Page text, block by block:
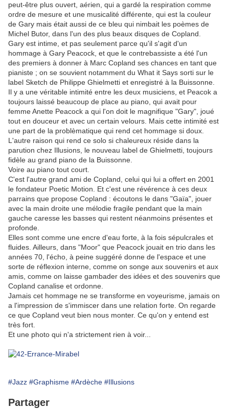
peut-être plus ouvert, aérien, qui a gardé la respiration comme
ordre de mesure et une musicalité différente, qui est la couleur
de Gary mais était aussi de ce bleu qui nimbait les poèmes de
Michel Butor, dans l'un des plus beaux disques de Copland.
Gary est intime, et pas seulement parce qu'il s'agit d'un
hommage à Gary Peacock, et que le contrebassiste a été l'un
des premiers à donner à Marc Copland ses chances en tant que
pianiste ; on se souvient notamment du What it Says sorti sur le
label Sketch de Philippe Ghielmetti et enregistré à la Buissonne.
Il y a une véritable intimité entre les deux musiciens, et Peacok a
toujours laissé beaucoup de place au piano, qui avait pour
femme Anette Peacock a qui l'on doit le magnifique "Gary", joué
tout en douceur et avec un certain velours. Mais cette intimité est
une part de la problèmatique qui rend cet hommage si doux.
L'autre raison qui rend ce solo si chaleureux réside dans la
parution chez Illusions, le nouveau label de Ghielmetti, toujours
fidèle au grand piano de la Buissonne.
Voire au piano tout court.
C'est l'autre grand ami de Copland, celui qui lui a offert en 2001
le fondateur Poetic Motion. Et c'est une révérence à ces deux
parrains que propose Copland : écoutons le dans "Gaïa", jouer
avec la main droite une mélodie fragile pendant que la main
gauche caresse les basses qui restent néanmoins présentes et
profonde.
Elles sont comme une encre d'eau forte, à la fois sépulcrales et
fluides. Ailleurs, dans "Moor" que Peacock jouait en trio dans les
années 70, l'écho, à peine suggéré donne de l'espace et une
sorte de réflexion interne, comme on songe aux souvenirs et aux
amis, comme on laisse gambader des idées et des souvenirs que
Copland canalise et ordonne.
Jamais cet hommage ne se transforme en voyeurisme, jamais on
a l'impression de s'immiscer dans une relation forte. On regarde
ce que Copland veut bien nous monter. Ce qu'on y entend est
très fort.
Et une photo qui n'a strictement rien à voir...
#Jazz #Graphisme #Ardèche #Illusions
Partager